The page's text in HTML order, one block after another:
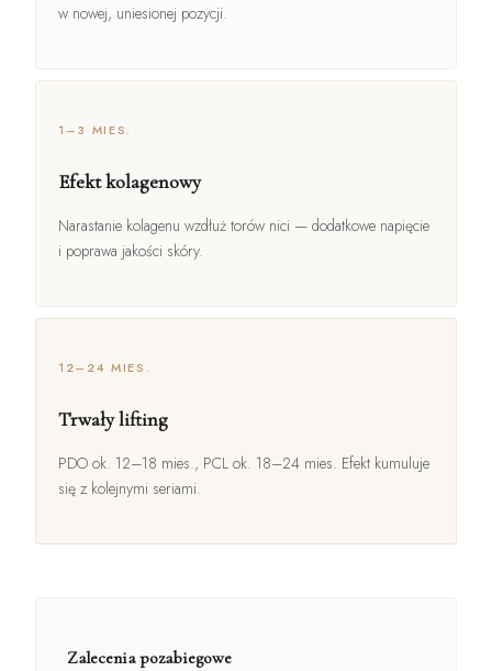
w nowej, uniesionej pozycji.
1–3 MIES.
Efekt kolagenowy
Narastanie kolagenu wzdłuż torów nici — dodatkowe napięcie
i poprawa jakości skóry.
12–24 MIES.
Trwały lifting
PDO ok. 12–18 mies., PCL ok. 18–24 mies. Efekt kumuluje
się z kolejnymi seriami.
Zalecenia pozabiegowe